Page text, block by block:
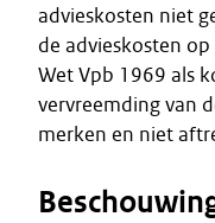
advieskosten niet
de advieskosten
Wet Vpb 1969 als
vervreemding van
merken en niet